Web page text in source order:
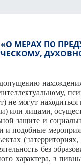
«О МЕРАХ ПО
не могут
или лицами,
защите и
и подобные
без
характера, в